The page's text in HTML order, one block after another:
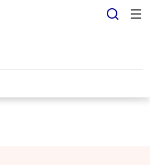
tarteaucitron